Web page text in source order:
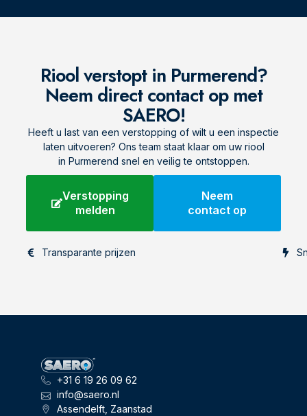
Riool verstopt in Purmerend?
Neem direct contact op met
SAERO!
Heeft u last van een verstopping of wilt u een inspectie
laten uitvoeren? Ons team staat klaar om uw riool
in Purmerend snel en veilig te ontstoppen.
Verstopping
melden
Neem
contact op
Transparante prijzen
+31 6 19 26 09 62
info@saero.nl
Assendelft, Zaanstad